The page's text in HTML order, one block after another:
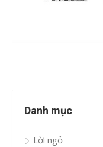
Danh mục
Lời ngỏ